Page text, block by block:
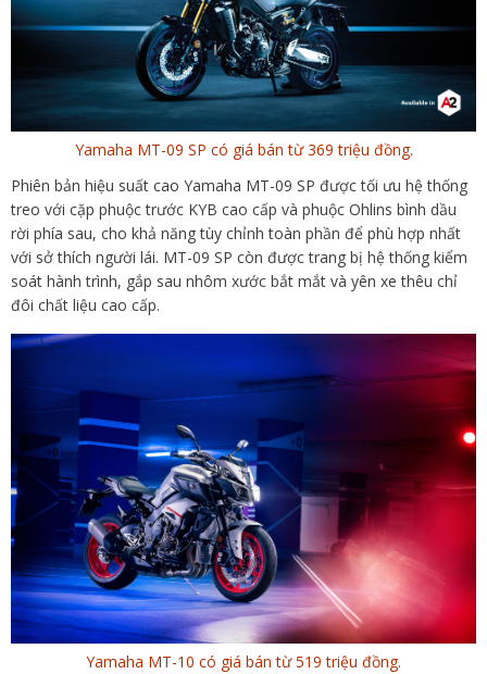
Yamaha MT-09 SP có giá bán từ 369 triệu đồng.
Phiên bản hiệu suất cao Yamaha MT-09 SP được tối ưu hệ thống
treo với cặp phuộc trước KYB cao cấp và phuộc Ohlins bình dầu
rời phía sau, cho khả năng tùy chỉnh toàn phần để phù hợp nhất
với sở thích người lái. MT-09 SP còn được trang bị hệ thống kiểm
soát hành trình, gắp sau nhôm xước bắt mắt và yên xe thêu chỉ
đôi chất liệu cao cấp.
Yamaha MT-10 có giá bán từ 519 triệu đồng.